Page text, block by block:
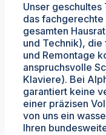
Unser geschultes
das fachgerechte
gesamten
und Technik), die
und Remontage
anspruchsvolle
Klaviere). Bei
garantiert keine
einer präzisen
von uns ein
Ihren